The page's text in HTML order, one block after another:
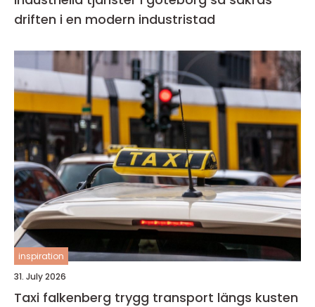
driften i en modern industristad
inspiration
31. July 2026
Taxi falkenberg trygg transport längs kusten